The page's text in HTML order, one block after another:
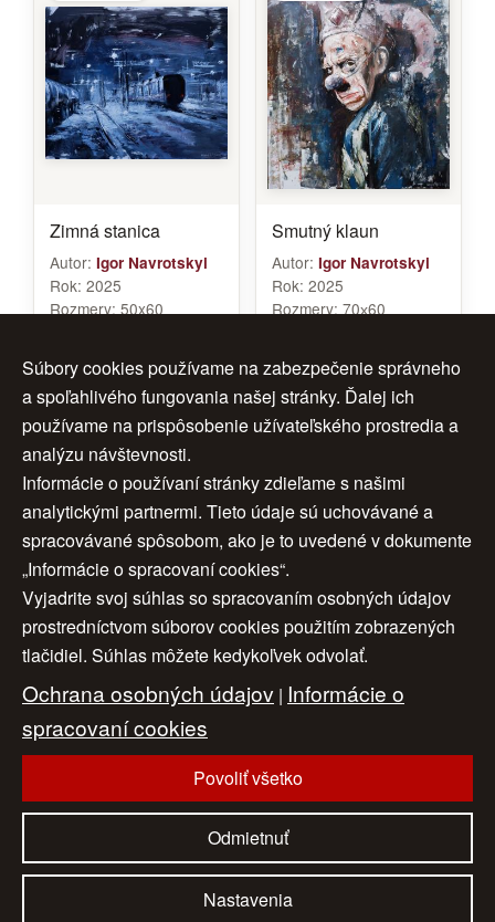
Zimná stanica
Autor: Igor Navrotskyi
Rok: 2025
Rozmery:50x60
Smutný klaun
Autor: Igor Navrotskyi
Rok: 2025
Rozmery:70х60
>>
1
4 5 6 7
Úvod | O nás | Obchodné podmienky |
Ochrana osobných údajov | Cookies
Nastavenia cookies | Cenník | Aktuality | Kontakt
|
© 2006-2026 ART CONSULTING, Všetky práva vyhradené
eAntik.sk
Súbory cookies používame na zabezpečenie správneho
a spoľahlivého fungovania našej stránky. Ďalej ich
používame na prispôsobenie užívateľského prostredia a
analýzu návštevnosti.
Informácie o používaní stránky zdieľame s našimi
analytickými partnermi. Tieto údaje sú uchovávané a
spracovávané spôsobom, ako je to uvedené v dokumente
„Informácie o spracovaní cookies“.
Vyjadrite svoj súhlas so spracovaním osobných údajov
prostredníctvom súborov cookies použitím zobrazených
tlačidiel. Súhlas môžete kedykoľvek odvolať.
Ochrana osobných údajov | Informácie o
spracovaní cookies
Povoliť všetko
Odmietnuť
Nastavenia